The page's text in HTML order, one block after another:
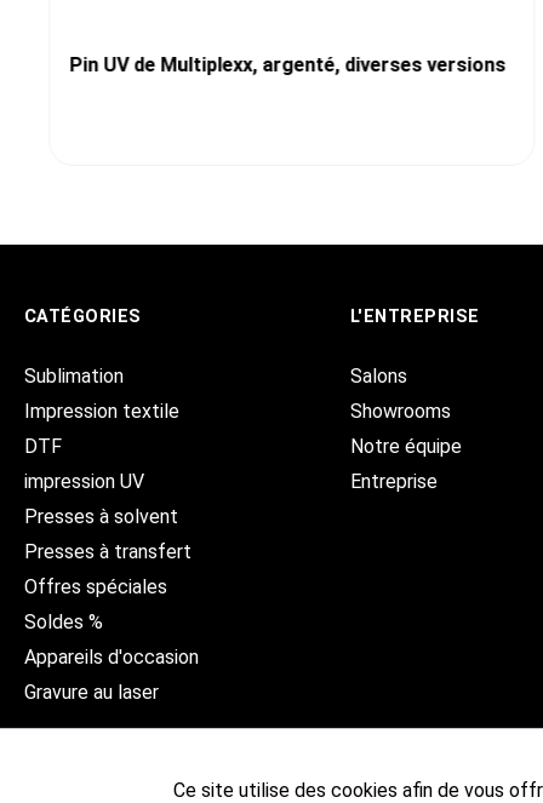
Pin UV de Multiplexx, argenté, diverses versions
CATÉGORIES
Sublimation
Impression textile
DTF
impression UV
Presses à solvent
Presses à transfert
Offres spéciales
Soldes %
Appareils d'occasion
Gravure au laser
L'ENTREPRISE
Salons
Showrooms
Notre équipe
Entreprise
Ce site utilise des cookies afin de vous